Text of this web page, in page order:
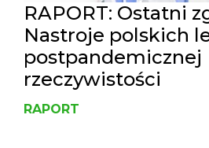
RAPORT: Ostatni
Nastroje polskich
postpandemicznej
rzeczywistości
RAPORT